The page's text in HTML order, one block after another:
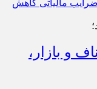
و بازار،